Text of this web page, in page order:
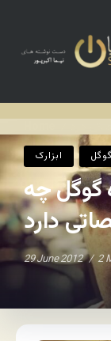
ابزارک گوگل
گوگل چه
دارد
29 June 2012 2